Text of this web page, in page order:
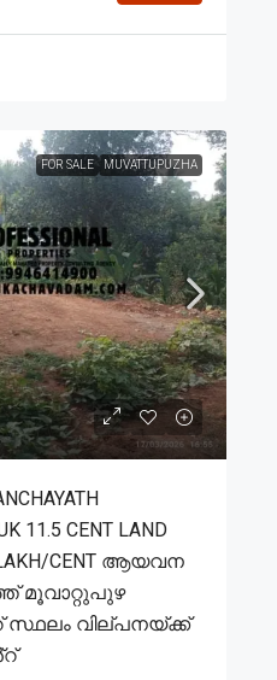
FOR SALE MUVATTUPUZHA
11.5 CENT LAND
LAKH/CENT ആയവന
മൂവാറ്റുപുഴ
സ്ഥലം വില്പനയ്ക്ക്